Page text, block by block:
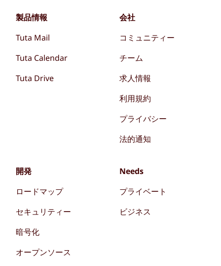
製品情報
Tuta Mail
Tuta Calendar
Tuta Drive
会社
コミュニティー
チーム
求人情報
利用規約
プライバシー
法的通知
開発
ロードマップ
セキュリティー
暗号化
オープンソース
Needs
プライベート
ビジネス